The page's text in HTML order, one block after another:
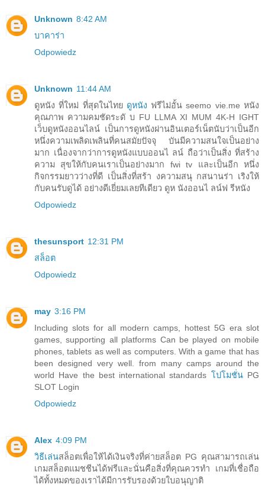
Unknown 8:42 AM
บาคาร่า
Odpowiedz
Unknown 11:44 AM
ดูหนัง ที่ใหม่ ที่สุดในไทย ดูหนัง ฟรีไม่อั้น seemo vie.me หนัง
คุณภาพ ความคมชัดระดั บ FU LLMA XI MUM 4K-H IGHT
เว็บดูหนังออนไลน์ เป็นการดูหนังผ่านอินเตอร์เน็ตนับว่าเป็นอีก
หนึ่งความเพลิดเพลินที่คนสมัยปัจจุ บันมีความสนใจเป็นอย่าง
มาก เนื่องจากว่าการดูหนังแบบออนไ ลน์ ถือว่าเป็นสิ่ง ที่สร้าง
ความ สุขให้กับคนเราเป็นอย่างมาก fwi tv และเป็นอีก หนึ่ง
กิจกรรมยาวว่างที่ดี เป็นสิ่งที่สร้า งความสนุ กสนานร่า เริงให้
กับคนรับดูได้ อย่างดีเยี่ยมเลยทีเดียว ดูห นังออนไ ลน์ฟ รีหนัง
Odpowiedz
thesunsport 12:31 PM
สล็อต
Odpowiedz
may 3:16 PM
Including slots for all modern camps, hottest 5G era slot
games, supporting all platforms Can be played on mobile
phones, tablets as well as computers. With a game that has
been designed very well. from many camps around the
world Have the best international standards โปโมชั่น PG
SLOT Login
Odpowiedz
Alex 4:09 PM
วิธีเล่นสล็อตเพื่อให้ได้เงินจริงที่ค่ายสล็อต PG คุณสามารถเล่น
เกมสล็อตแมชชีนได้ฟรีและนั่นคือสิ่งที่คุณควรทำ เกมที่เชื่อถือ
ได้ทั้งหมดของเราได้มีการรับรองด้วยใบอนุญาติ